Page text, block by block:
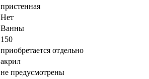
пристенная
Нет
Ванны
150
приобретается отдельно
акрил
не предусмотрены